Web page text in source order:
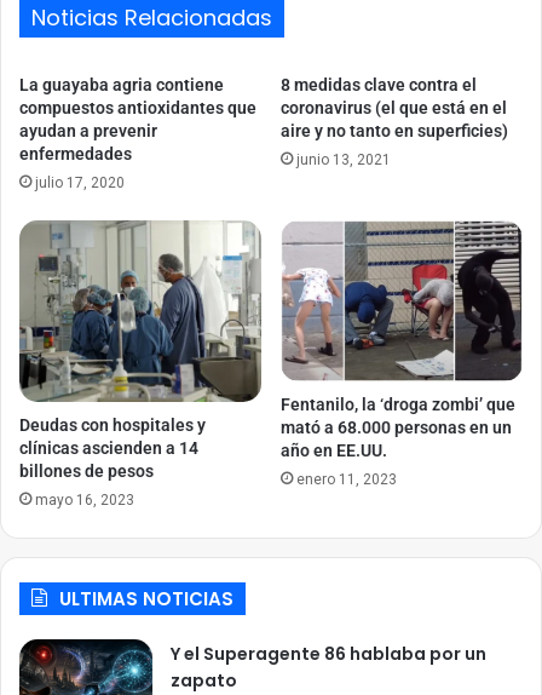
Noticias Relacionadas
La guayaba agria contiene
compuestos antioxidantes que
ayudan a prevenir
enfermedades
julio 17, 2020
8 medidas clave contra el
coronavirus (el que está en el
aire y no tanto en superficies)
junio 13, 2021
Deudas con hospitales y
clínicas ascienden a 14
billones de pesos
mayo 16, 2023
Fentanilo, la ‘droga zombi’ que
mató a 68.000 personas en un
año en EE.UU.
enero 11, 2023
ULTIMAS NOTICIAS
Y el Superagente 86 hablaba por un
zapato